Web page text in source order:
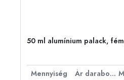
50 ml alumínium palack,
Mennyiség Ár darabonként